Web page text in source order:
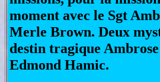
moment avec le Sgt
Merle Brown. Deux
destin tragique
Edmond Hamic.